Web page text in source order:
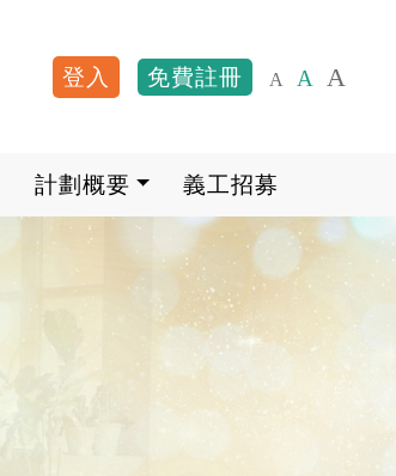
User account
登入 免費註冊 A A A
計劃概要 義工招募